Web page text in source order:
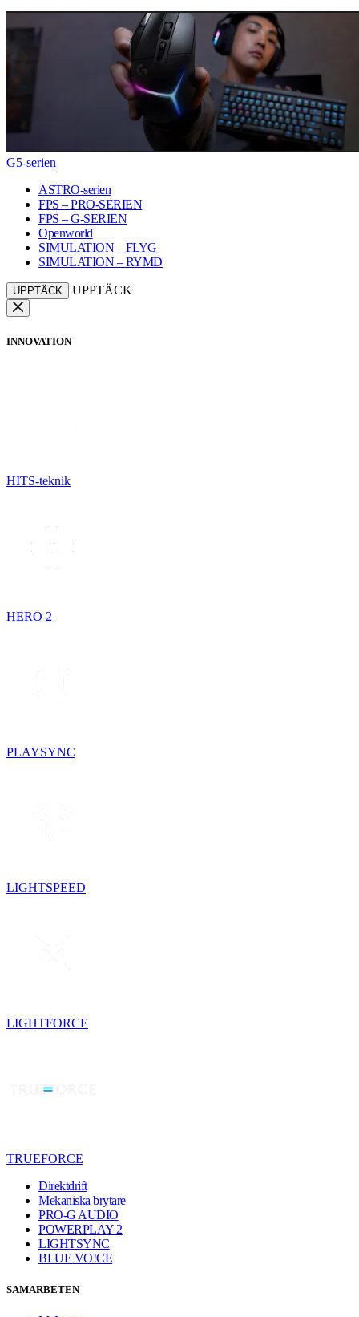
G5-serien
ASTRO-serien
FPS – PRO-SERIEN
FPS – G-SERIEN
Openworld
SIMULATION – FLYG
SIMULATION – RYMD
UPPTÄCK UPPTÄCK
INNOVATION
HITS-teknik
HERO 2
PLAYSYNC
LIGHTSPEED
LIGHTFORCE
TRUEFORCE
Direktdrift
Mekaniska brytare
PRO-G AUDIO
POWERPLAY 2
LIGHTSYNC
BLUE VO!CE
SAMARBETEN